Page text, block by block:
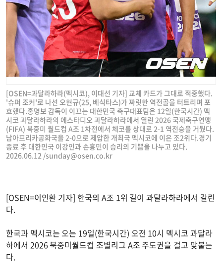
[OSEN=과달라하라(멕시코), 이대선 기자] 교체 카드가 그대로 적중했다.
'슈퍼 조커'로 나선 오현규(25, 베식타스)가 짜릿한 역전골을 터트리며 포
효했다.홍명보 감독이 이끄는 대한민국 축구대표팀은 12일(한국시간) 멕
시코 과달라하라의 에스타디오 과달라하라에서 열린 2026 국제축구연맹
(FIFA) 북중미 월드컵 A조 1차전에서 체코를 상대로 2-1 역전승을 거뒀다.
남아프리카공화국을 2-0으로 제압한 개최국 멕시코에 이은 조2위다.경기
종료 후 대한민국 이강인과 손흥민이 승리의 기쁨을 나누고 있다.
2026.06.12 /sunday@osen.co.kr
[OSEN=이인환 기자] 한국의 A조 1위 길이 과달라하라에서 갈린
다.
한국과 멕시코는 오는 19일(한국시간) 오전 10시 멕시코 과달라
하에서 2026 북중미월드컵 조별리그 A조 주도권을 걸고 맞붙는
다.